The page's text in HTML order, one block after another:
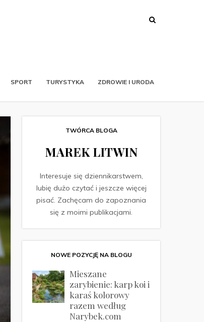
SPORT TURYSTYKA ZDROWIE I URODA
TWÓRCA BLOGA
MAREK LITWIN
Interesuje się dziennikarstwem,
lubię dużo czytać i jeszcze więcej
pisać. Zachęcam do zapoznania
się z moimi publikacjami.
NOWE POZYCJĘ NA BLOGU
Mieszane
zarybienie: karp koi i
karaś kolorowy
razem według
Narybek.com